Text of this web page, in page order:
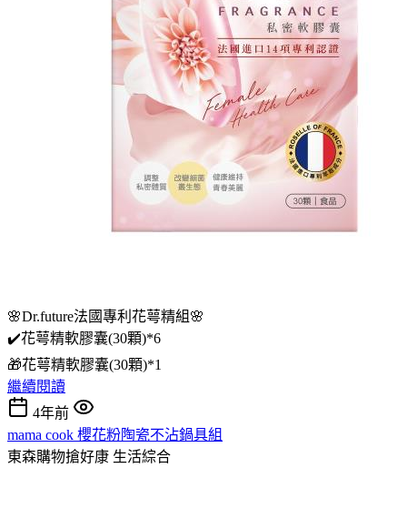
🌸Dr.future法國專利花萼精組🌸
✔️花萼精軟膠囊(30顆)*6
🎁花萼精軟膠囊(30顆)*1
繼續閱讀
4年前
mama cook 櫻花粉陶瓷不沾鍋具組
東森購物搶好康 生活綜合